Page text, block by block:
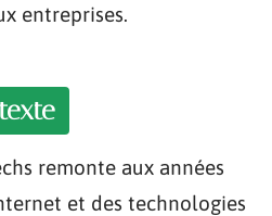
entreprises.
remonte aux années
et des technologies